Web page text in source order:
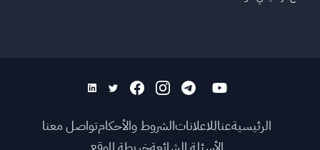
الرئيسيةعناللاعلاناتالشروط والأحكامتواصل معنا